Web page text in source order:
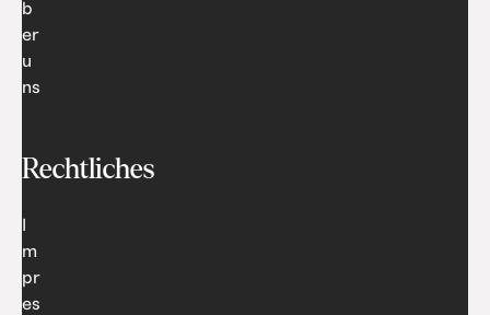
b
er
u
ns
Rechtliches
m
pr
es